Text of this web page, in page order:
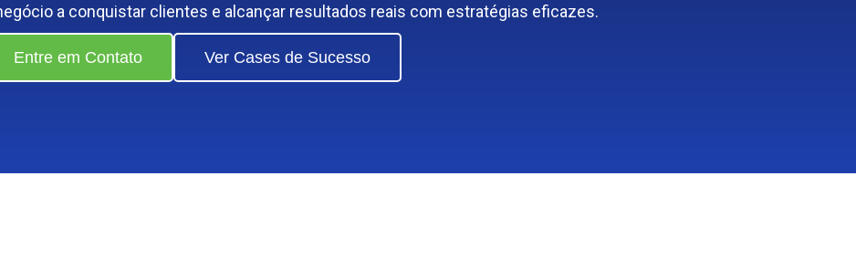
a conquistar clientes e alcançar resultados reais com estratégias eficazes.
Entre em Contato Ver Cases de Sucesso